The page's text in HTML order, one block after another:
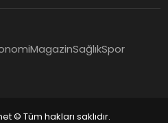
MagazinSağlıkSpor
© Tüm hakları saklıdır.